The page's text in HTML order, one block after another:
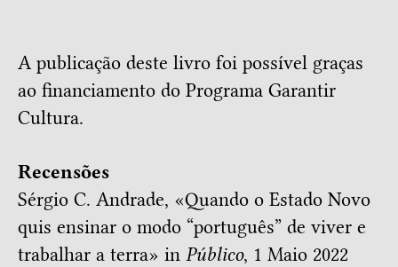
A publicação deste livro foi possível graças
ao financiamento do Programa Garantir
Cultura.
Recensões
Sérgio C. Andrade, «Quando o Estado Novo
quis ensinar o modo “português” de viver e
trabalhar a terra» in Público, 1 Maio 2022